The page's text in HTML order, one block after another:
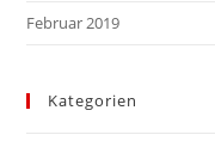
Februar 2019
Kategorien